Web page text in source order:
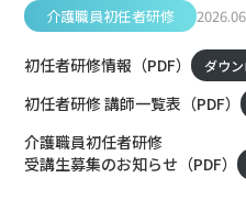
介護職員初任者研修
初任者研修情報（PDF） ダウ
初任者研修 講師一覧表（PDF）
介護職員初任者研修
受講生募集のお知らせ（PDF）